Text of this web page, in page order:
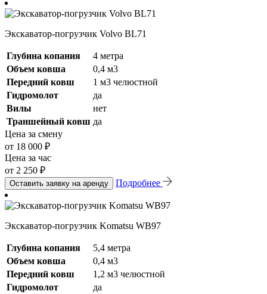
Экскаватор-погрузчик Volvo BL71
Глубина копания
4 метра
Объем ковша
0,4 м3
Передний ковш
1 м3 челюстной
Гидромолот
да
Вилы
нет
Траншейный ковш да
Цена за смену
от 18 000 ₽
Цена за час
от 2 250 ₽
Оставить заявку на аренду Подробнее
Экскаватор-погрузчик Komatsu WB97
Глубина копания
5,4 метра
Объем ковша
0,4 м3
Передний ковш
1,2 м3 челюстной
Гидромолот
да